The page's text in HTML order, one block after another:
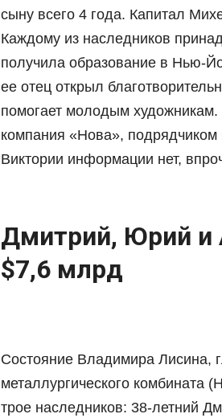
сыну всего 4 года. Капитал
Каждому из наследников
получила образование в Нью-
ее отец открыл
помогает молодым
компания «Нова»,
Виктории информации нет,
Дмитрий, Юрий и
$7,6 млрд
Состояние Владимира Лисина,
металлургического комбината
трое наследников: 38-летний